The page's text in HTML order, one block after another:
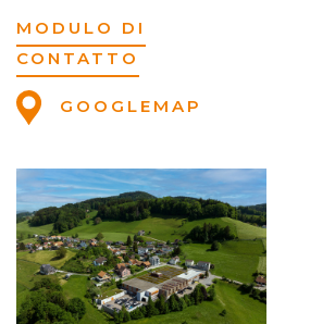
MODULO DI
CONTATTO
GOOGLEMAP